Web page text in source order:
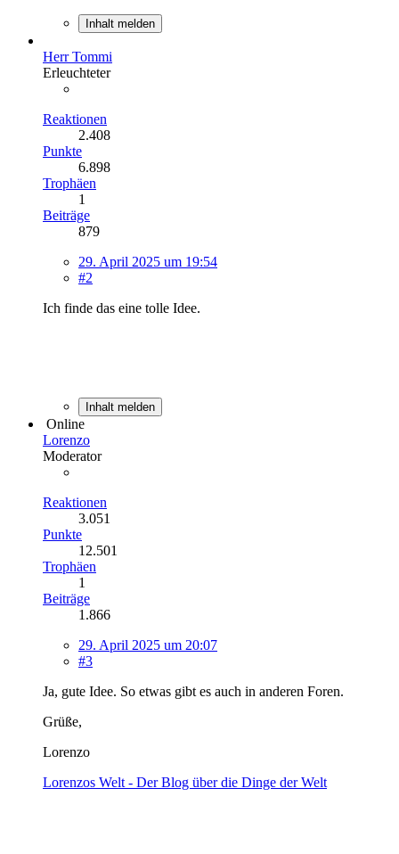
Inhalt melden
Herr Tommi
Erleuchteter
Reaktionen
2.408
Punkte
6.898
Trophäen
1
Beiträge
879
29. April 2025 um 19:54
#2
Ich finde das eine tolle Idee.
Inhalt melden
Online
Lorenzo
Moderator
Reaktionen
3.051
Punkte
12.501
Trophäen
1
Beiträge
1.866
29. April 2025 um 20:07
#3
Ja, gute Idee. So etwas gibt es auch in anderen Foren.
Grüße,
Lorenzo
Lorenzos Welt - Der Blog über die Dinge der Welt